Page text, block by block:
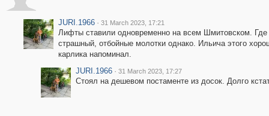
JURI.1966 · 31 March 2023, 17:21
Лифты ставили одновременно на всем Шмитовском. Где
страшный, отбойные молотки однако. Ильича этого
карлика напоминал.
JURI.1966 · 31 March 2023, 17:27
Стоял на дешевом постаменте из досок. Долго